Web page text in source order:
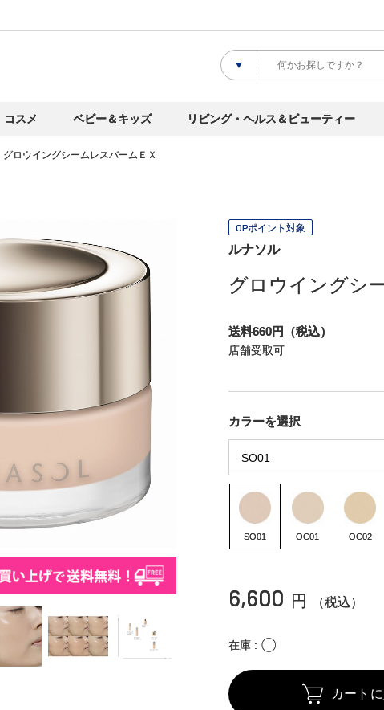
コスメ ベビー＆キッズ リビング・ヘルス＆ビューティー
グロウイングシームレスバームＥＸ
OPポイント対象
ルナソル
グロウイングシ
送料660円（税込）
店舗受取可
カラーを選択
SO01 OC01 OC02
6,600 円 （税込）
在庫 〇
カート